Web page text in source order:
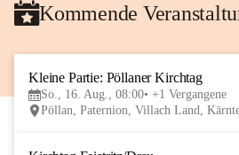
Kommende
Kleine Partie: Pöllaner Kirchtag
So., 16. Aug., 08:00 +1 Vergangene
Pöllan, Paternion, Villach Land,